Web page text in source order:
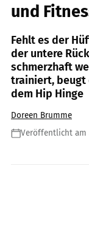
und
Fehlt es der
der untere
schmerzhaft
trainiert, beugt
dem Hip Hinge
Doreen Brumme
Veröffentlicht am